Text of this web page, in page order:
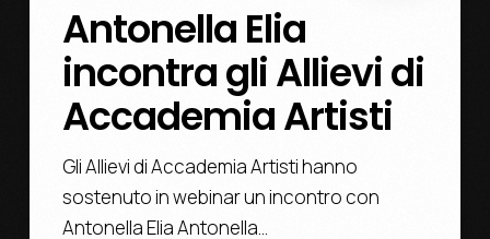
Antonella Elia
incontra gli Allievi di
Accademia Artisti
Gli Allievi di Accademia Artisti hanno
sostenuto in webinar un incontro con
Antonella Elia Antonella…